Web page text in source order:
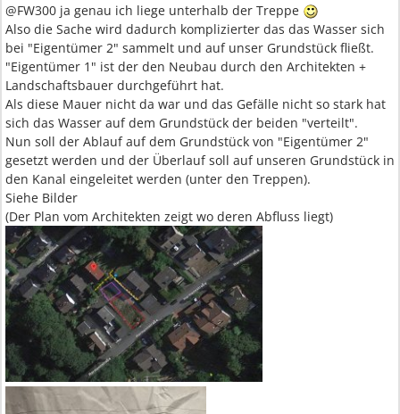
@FW300 ja genau ich liege unterhalb der Treppe
Also die Sache wird dadurch komplizierter das das Wasser sich
bei "Eigentümer 2" sammelt und auf unser Grundstück fließt.
"Eigentümer 1" ist der den Neubau durch den Architekten +
Landschaftsbauer durchgeführt hat.
Als diese Mauer nicht da war und das Gefälle nicht so stark hat
sich das Wasser auf dem Grundstück der beiden "verteilt".
Nun soll der Ablauf auf dem Grundstück von "Eigentümer 2"
gesetzt werden und der Überlauf soll auf unseren Grundstück in
den Kanal eingeleitet werden (unter den Treppen).
Siehe Bilder
(Der Plan vom Architekten zeigt wo deren Abfluss liegt)